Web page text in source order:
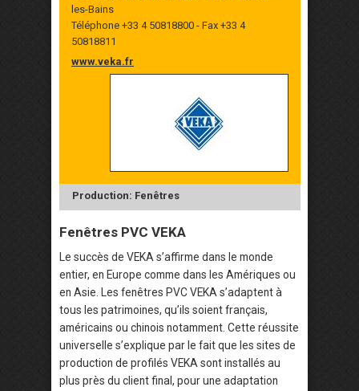
les-Bains
Téléphone +33 4 50818800 - Fax +33 4
50818811
www.veka.fr
Production: Fenêtres
Fenêtres PVC VEKA
Le succès de VEKA s’affirme dans le monde
entier, en Europe comme dans les Amériques ou
en Asie. Les fenêtres PVC VEKA s’adaptent à
tous les patrimoines, qu’ils soient français,
américains ou chinois notamment. Cette réussite
universelle s’explique par le fait que les sites de
production de profilés VEKA sont installés au
plus près du client final, pour une adaptation